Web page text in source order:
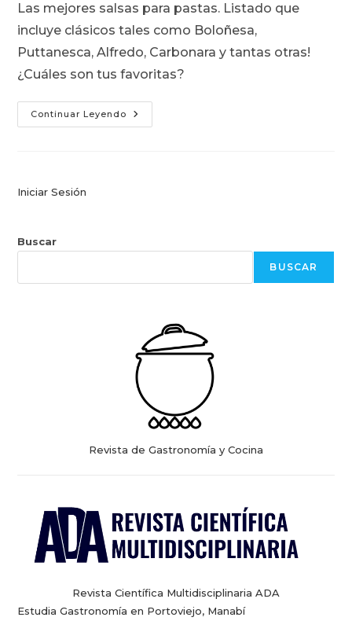
entrada:
Las mejores salsas para pastas. Listado que
incluye clásicos tales como Boloñesa,
Puttanesca, Alfredo, Carbonara y tantas otras!
¿Cuáles son tus favoritas?
Continuar Leyendo Salsas
Para
Iniciar Sesión
Buscar
BUSCAR
Revista de Gastronomía y Cocina
Revista Científica Multidisciplinaria ADA
Estudia Gastronomía en Portoviejo, Manabí